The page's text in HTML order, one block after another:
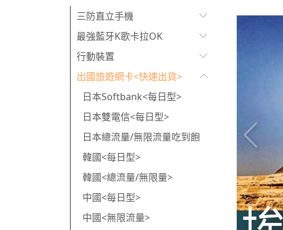
三防直立手機
最強藍牙K歌卡拉OK
行動裝置
出國旅遊網卡<快速出貨>
日本Softbank<每日型>
日本雙電信<每日型>
日本總流量/無限流量吃到飽
韓國<每日型>
韓國<總流量/無限量>
中國<每日型>
中國<無限流量>